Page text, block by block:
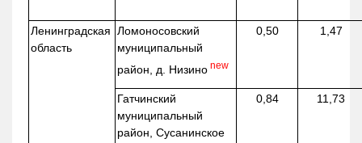
Ленинградская
область
Ломоносовский
муниципальный
район, д. Низино new
0,50 1,47
Гатчинский
муниципальный
район, Сусанинское
0,84 11,73